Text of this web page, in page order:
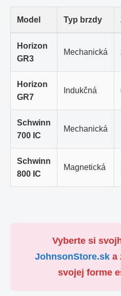
Model Typ brzdy
Horizon
GR3
Mechanická
Horizon
GR7
Indukčná
Schwinn
700 IC
Mechanická
Schwinn
800 IC
Magnetická
Vyberte si
JohnsonStore.ska
svojej forme